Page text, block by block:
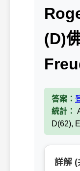
(D)
答案：
統計：
D(62),
詳解 (